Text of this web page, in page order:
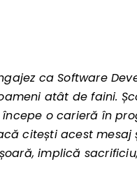
ca Software
atât de faini.
o carieră în
citești acest
implică